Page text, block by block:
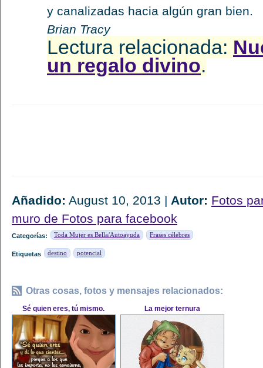
y canalizadas hacia algún gran bien.
Brian Tracy
Lectura relacionada:
un regalo divino.
Añadido: August 10, 2013 | Autor: Fotos
muro de Fotos para facebook
Categorías: Toda Mujer es Bella/Autoayuda Frases célebres
Etiquetas destino potencial
Otras cosas, fotos y mensajes relacionados:
Sé quien eres, tú mismo. La mejor ternura